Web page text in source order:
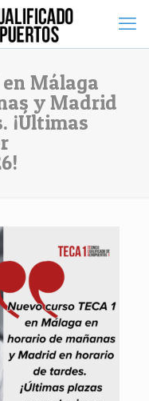
en Málaga
y Madrid
¡Últimas